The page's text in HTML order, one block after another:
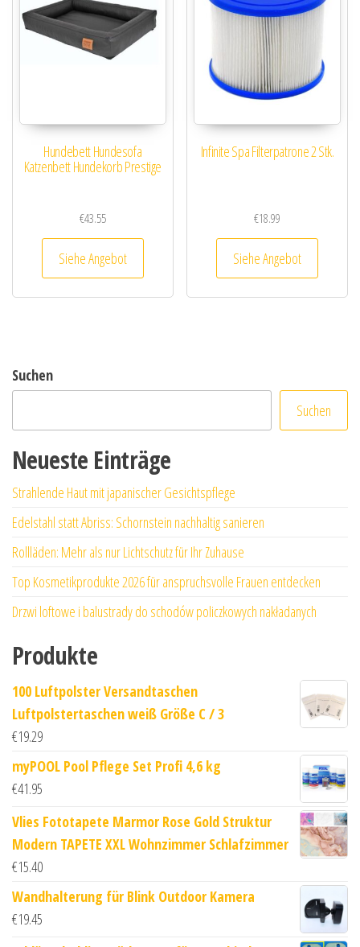
Hundebett Hundesofa
Katzenbett Hundekorb Prestige
€43.55
Siehe Angebot
Infinite Spa Filterpatrone 2 Stk.
€18.99
Siehe Angebot
Suchen
Suchen
Neueste Einträge
Strahlende Haut mit japanischer Gesichtspflege
Edelstahl statt Abriss: Schornstein nachhaltig sanieren
Rollläden: Mehr als nur Lichtschutz für Ihr Zuhause
Top Kosmetikprodukte 2026 für anspruchsvolle Frauen entdecken
Drzwi loftowe i balustrady do schodów policzkowych nakładanych
Produkte
100 Luftpolster Versandtaschen
Luftpolstertaschen weiß Größe C / 3
€19.29
myPOOL Pool Pflege Set Profi 4,6 kg
€41.95
Vlies Fototapete Marmor Rose Gold Struktur
Modern TAPETE XXL Wohnzimmer Schlafzimmer
€15.40
Wandhalterung für Blink Outdoor Kamera
€19.45